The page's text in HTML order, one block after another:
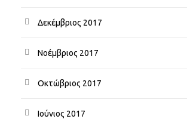
Δεκέμβριος 2017
Νοέμβριος 2017
Οκτώβριος 2017
Ιούνιος 2017